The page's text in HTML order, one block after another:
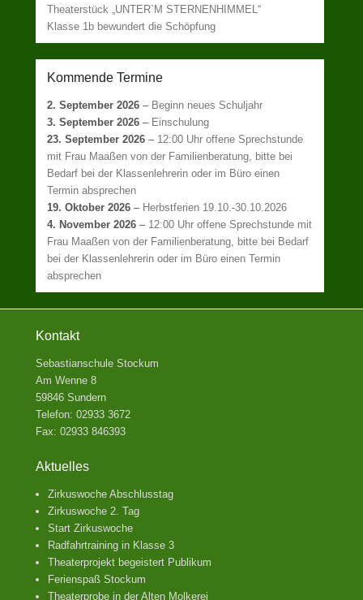
Theaterstück „UNTER`M STERNENHIMMEL“
Klasse 1b bewundert die Schöpfung
Kommende Termine
2. September 2026 – Beginn neues Schuljahr
3. September 2026 – Einschulung
23. September 2026 – 12:00 Uhr offene Sprechstunde
mit Frau Maaßen von der Familienberatung, bitte bei
Bedarf bei der Klassenlehrerin oder im Büro einen
Termin absprechen
19. Oktober 2026 – Herbstferien 19.10.-30.10.2026
4. November 2026 – 12:00 Uhr offene Sprechstunde mit
Frau Maaßen von der Familienberatung, bitte bei Bedarf
bei der Klassenlehrerin oder im Büro einen Termin
absprechen
Kontakt
Sebastianschule Stockum
Am Wenne 8
59846 Sundern
Telefon: 02933 3672
Fax: 02933 846393
Aktuelles
Zirkuswoche Abschlusstag
Zirkuswoche 2. Tag
Start Zirkuswoche
Radfahrtraining in Klasse 3
Theaterprojekt begeistert Publikum
Ferienspaß Stockum
Theaterprobe in der Alten Molkerei